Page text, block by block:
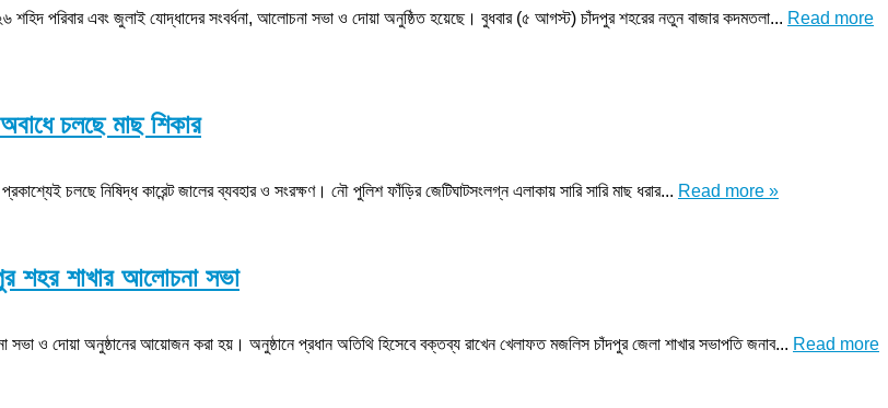
পরিবার এবং জুলাই যোদ্ধাদের সংবর্ধনা, আলোচনা সভা ও দোয়া অনুষ্ঠিত হয়েছে। বুধবার (৫ আগস্ট) চাঁদপুর শহরের নতুন বাজার কদমতলা... Read more
চলছে মাছ শিকার
চলছে নিষিদ্ধ কারেন্ট জালের ব্যবহার ও সংরক্ষণ। নৌ পুলিশ ফাঁড়ির জেটিঘাটসংলগ্ন এলাকায় সারি সারি মাছ ধরার... Read more »
শহর শাখার আলোচনা সভা
ও দোয়া অনুষ্ঠানের আয়োজন করা হয়। অনুষ্ঠানে প্রধান অতিথি হিসেবে বক্তব্য রাখেন খেলাফত মজলিস চাঁদপুর জেলা শাখার সভাপতি জনাব... Read more